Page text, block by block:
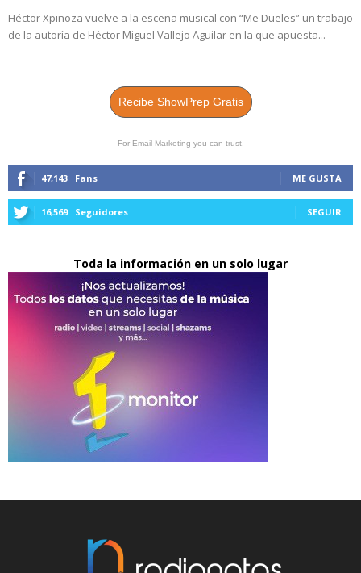
Héctor Xpinoza vuelve a la escena musical con “Me Dueles” un trabajo
de la autoría de Héctor Miguel Vallejo Aguilar en la que apuesta...
Recibe ShowPrep Gratis
For Email Marketing you can trust.
47,143 Fans ME GUSTA
16,569 Seguidores SEGUIR
Toda la información en un solo lugar